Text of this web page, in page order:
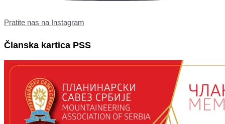
Pratite nas na Instagram
Članska kartica PSS